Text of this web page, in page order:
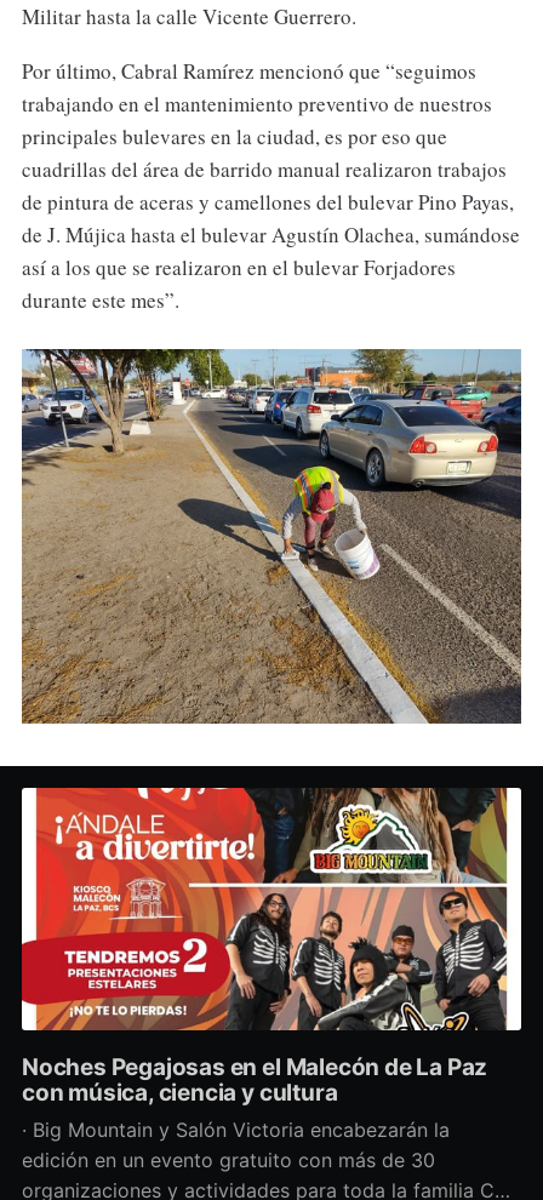
Militar hasta la calle Vicente Guerrero.
Por último, Cabral Ramírez mencionó que “seguimos
trabajando en el mantenimiento preventivo de nuestros
principales bulevares en la ciudad, es por eso que
cuadrillas del área de barrido manual realizaron trabajos
de pintura de aceras y camellones del bulevar Pino Payas,
de J. Mújica hasta el bulevar Agustín Olachea, sumándose
así a los que se realizaron en el bulevar Forjadores
durante este mes”.
Noches Pegajosas en el Malecón de La Paz
con música, ciencia y cultura
· Big Mountain y Salón Victoria encabezarán la
edición en un evento gratuito con más de 30
organizaciones y actividades para toda la familia Con